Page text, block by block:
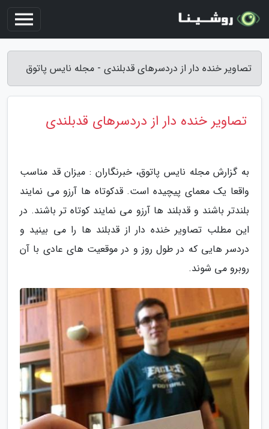
تصاویر خنده دار از دردسرهای قدبلندی - مجله نایس پاتوق
تصاویر خنده دار از دردسرهای قدبلندی
به گزارش مجله نایس پاتوق، خبرنگاران : میزان قد مناسب
واقعا یک معمای پیچیده است. قدکوتاه ها آرزو می نمایند
بلندتر باشند و قدبلند ها آرزو می نمایند کوتاه تر باشند. در
این مطلب تصاویر خنده دار از قدبلند ها را می بینید و
دردسر هایی که در طول روز و در موقعیت های عادی با آن
روبرو می شوند.